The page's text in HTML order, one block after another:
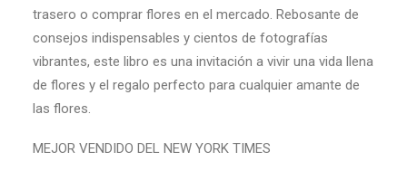
trasero o comprar flores en el mercado. Rebosante de
consejos indispensables y cientos de fotografías
vibrantes, este libro es una invitación a vivir una vida llena
de flores y el regalo perfecto para cualquier amante de
las flores.
MEJOR VENDIDO DEL NEW YORK TIMES